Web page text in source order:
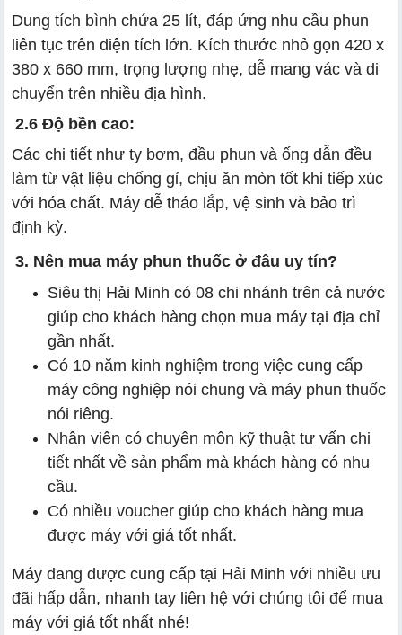
Dung tích bình chứa 25 lít, đáp ứng nhu cầu phun
liên tục trên diện tích lớn. Kích thước nhỏ gọn 420 x
380 x 660 mm, trọng lượng nhẹ, dễ mang vác và di
chuyển trên nhiều địa hình.
2.6 Độ bền cao:
Các chi tiết như ty bơm, đầu phun và ống dẫn đều
làm từ vật liệu chống gỉ, chịu ăn mòn tốt khi tiếp xúc
với hóa chất. Máy dễ tháo lắp, vệ sinh và bảo trì
định kỳ.
3. Nên mua máy phun thuốc ở đâu uy tín?
Siêu thị Hải Minh có 08 chi nhánh trên cả nước
giúp cho khách hàng chọn mua máy tại địa chỉ
gần nhất.
Có 10 năm kinh nghiệm trong việc cung cấp
máy công nghiệp nói chung và máy phun thuốc
nói riêng.
Nhân viên có chuyên môn kỹ thuật tư vấn chi
tiết nhất về sản phẩm mà khách hàng có nhu
cầu.
Có nhiều voucher giúp cho khách hàng mua
được máy với giá tốt nhất.
Máy đang được cung cấp tại Hải Minh với nhiều ưu
đãi hấp dẫn, nhanh tay liên hệ với chúng tôi để mua
máy với giá tốt nhất nhé!